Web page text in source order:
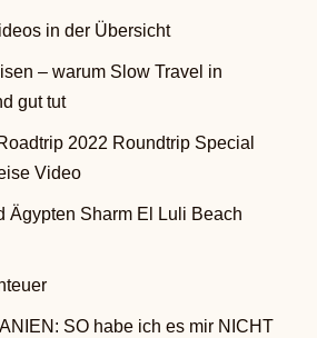
in der Übersicht
– warum Slow Travel in
gut tut
2022 Roundtrip Special
Video
Ägypten Sharm El Luli Beach
SO habe ich es mir NICHT